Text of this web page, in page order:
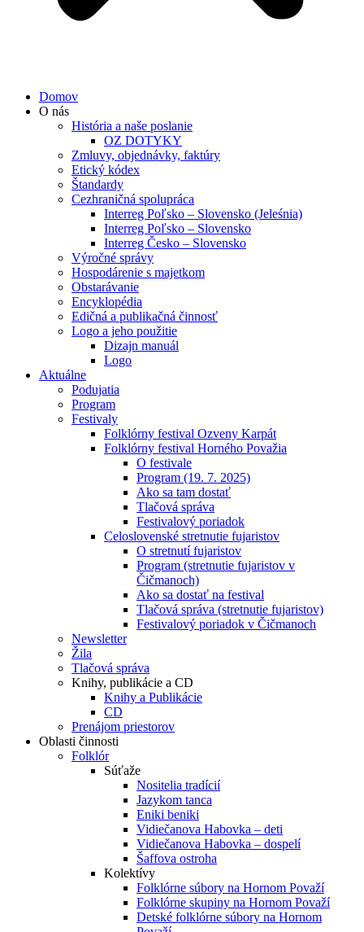
Domov
O nás
História a naše poslanie
OZ DOTYKY
Zmluvy, objednávky, faktúry
Etický kódex
Štandardy
Cezhraničná spolupráca
Interreg Poľsko – Slovensko (Jeleśnia)
Interreg Poľsko – Slovensko
Interreg Česko – Slovensko
Výročné správy
Hospodárenie s majetkom
Obstarávanie
Encyklopédia
Edičná a publikačná činnosť
Logo a jeho použitie
Dizajn manuál
Logo
Aktuálne
Podujatia
Program
Festivaly
Folklórny festival Ozveny Karpát
Folklórny festival Horného Považia
O festivale
Program (19. 7. 2025)
Ako sa tam dostať
Tlačová správa
Festivalový poriadok
Celoslovenské stretnutie fujaristov
O stretnutí fujaristov
Program (stretnutie fujaristov v
Čičmanoch)
Ako sa dostať na festival
Tlačová správa (stretnutie fujaristov)
Festivalový poriadok v Čičmanoch
Newsletter
Žila
Tlačová správa
Knihy, publikácie a CD
Knihy a Publikácie
CD
Prenájom priestorov
Oblasti činnosti
Folklór
Súťaže
Nositelia tradícií
Jazykom tanca
Eniki beniki
Vidiečanova Habovka – deti
Vidiečanova Habovka – dospelí
Šaffova ostroha
Kolektívy
Folklórne súbory na Hornom Považí
Folklórne skupiny na Hornom Považí
Detské folklórne súbory na Hornom